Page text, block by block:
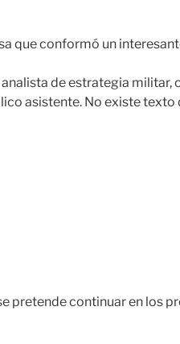
que conformó un
analista de estrategia militar,
asistente. No existe
pretende continuar en los